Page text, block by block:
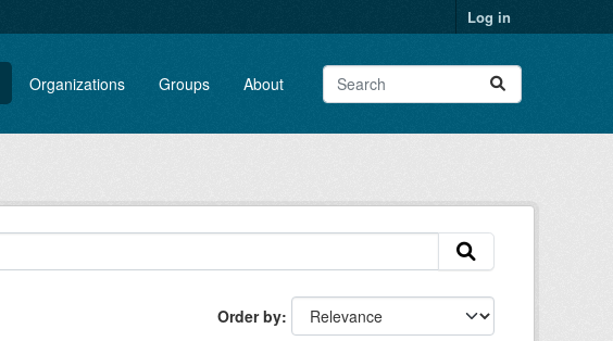
Log in
Organizations Groups About
Order by